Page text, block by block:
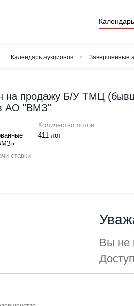
Календарь аукционов Завершенные
на продажу Б/У ТМЦ
АО "ВМЗ"
Количество лотов
411 лот
ставки
Вы не